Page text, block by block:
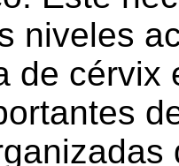
niveles
de cérvix